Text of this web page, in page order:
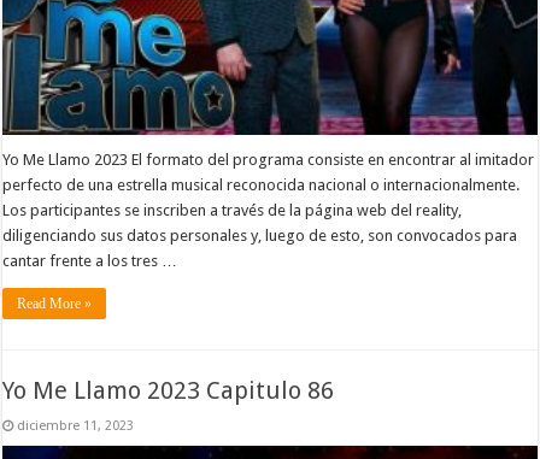
Yo Me Llamo 2023 El formato del programa consiste en encontrar al imitador
perfecto de una estrella musical reconocida nacional o internacionalmente.
Los participantes se inscriben a través de la página web del reality,
diligenciando sus datos personales y, luego de esto, son convocados para
cantar frente a los tres …
Read More »
Yo Me Llamo 2023 Capitulo 86
diciembre 11, 2023